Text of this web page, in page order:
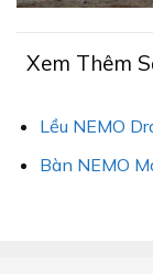
Xem Thêm
Lều NEMO
Bàn NEMO